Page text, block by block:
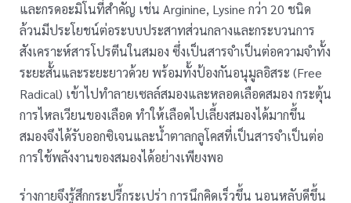
และกรดอะมิโนที่สำคัญ เช่น Arginine, Lysine กว่า 20 ชนิด
ล้วนมีประโยชน์ต่อระบบประสาทส่วนกลางและกระบวนการ
สังเคราะห์สารโปรตีนในสมอง ซึ่งเป็นสารจำเป็นต่อความจำทั้ง
ระยะสั้นและระยะยาวด้วย พร้อมทั้งป้องกันอนุมูลอิสระ (Free
Radical) เข้าไปทำลายเซลล์สมองและหลอดเลือดสมอง กระตุ้น
การไหลเวียนของเลือด ทำให้เลือดไปเลี้ยงสมองได้มากขึ้น
สมองจึงได้รับออกซิเจนและน้ำตาลกลูโคสที่เป็นสารจำเป็นต่อ
การใช้พลังงานของสมองได้อย่างเพียงพอ
ร่างกายจึงรู้สึกกระปรี้กระเปร่า การนึกคิดเร็วขึ้น นอนหลับดีขึ้น